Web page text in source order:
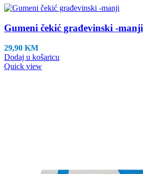
Gumeni čekić građevinski -manji
29,90 KM
Dodaj u košaricu
Quick view